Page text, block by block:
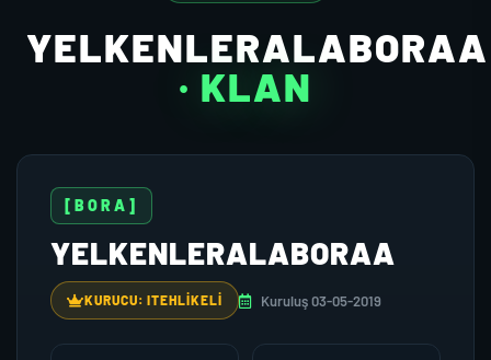
YELKENLERALABORAA
· KLAN
[BORA]
YELKENLERALABORAA
KURUCU: ITEHLIKELI Kuruluş 03-05-2019